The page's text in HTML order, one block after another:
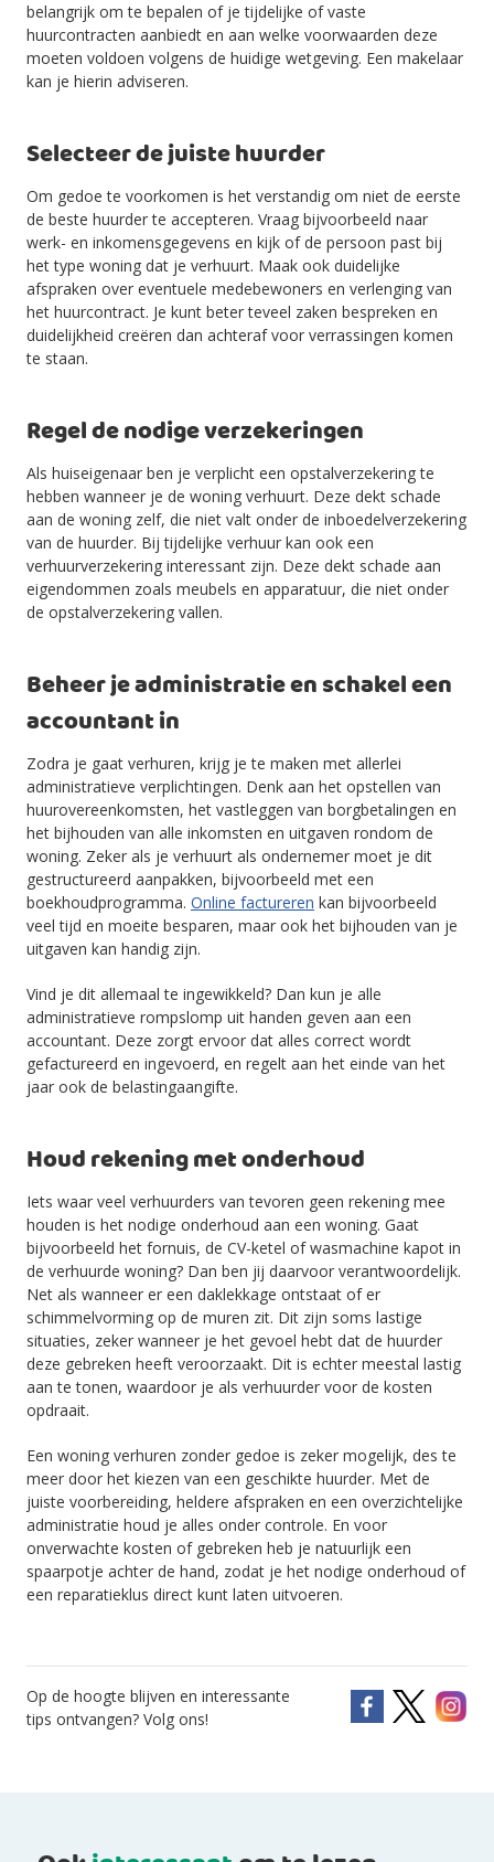
belangrijk om te bepalen of je tijdelijke of vaste
huurcontracten aanbiedt en aan welke voorwaarden deze
moeten voldoen volgens de huidige wetgeving. Een makelaar
kan je hierin adviseren.
Selecteer de juiste huurder
Om gedoe te voorkomen is het verstandig om niet de eerste
de beste huurder te accepteren. Vraag bijvoorbeeld naar
werk- en inkomensgegevens en kijk of de persoon past bij
het type woning dat je verhuurt. Maak ook duidelijke
afspraken over eventuele medebewoners en verlenging van
het huurcontract. Je kunt beter teveel zaken bespreken en
duidelijkheid creëren dan achteraf voor verrassingen komen
te staan.
Regel de nodige verzekeringen
Als huiseigenaar ben je verplicht een opstalverzekering te
hebben wanneer je de woning verhuurt. Deze dekt schade
aan de woning zelf, die niet valt onder de inboedelverzekering
van de huurder. Bij tijdelijke verhuur kan ook een
verhuurverzekering interessant zijn. Deze dekt schade aan
eigendommen zoals meubels en apparatuur, die niet onder
de opstalverzekering vallen.
Beheer je administratie en schakel een
accountant in
Zodra je gaat verhuren, krijg je te maken met allerlei
administratieve verplichtingen. Denk aan het opstellen van
huurovereenkomsten, het vastleggen van borgbetalingen en
het bijhouden van alle inkomsten en uitgaven rondom de
woning. Zeker als je verhuurt als ondernemer moet je dit
gestructureerd aanpakken, bijvoorbeeld met een
boekhoudprogramma. Online factureren kan bijvoorbeeld
veel tijd en moeite besparen, maar ook het bijhouden van je
uitgaven kan handig zijn.
Vind je dit allemaal te ingewikkeld? Dan kun je alle
administratieve rompslomp uit handen geven aan een
accountant. Deze zorgt ervoor dat alles correct wordt
gefactureerd en ingevoerd, en regelt aan het einde van het
jaar ook de belastingaangifte.
Houd rekening met onderhoud
Iets waar veel verhuurders van tevoren geen rekening mee
houden is het nodige onderhoud aan een woning. Gaat
bijvoorbeeld het fornuis, de CV-ketel of wasmachine kapot in
de verhuurde woning? Dan ben jij daarvoor verantwoordelijk.
Net als wanneer er een daklekkage ontstaat of er
schimmelvorming op de muren zit. Dit zijn soms lastige
situaties, zeker wanneer je het gevoel hebt dat de huurder
deze gebreken heeft veroorzaakt. Dit is echter meestal lastig
aan te tonen, waardoor je als verhuurder voor de kosten
opdraait.
Een woning verhuren zonder gedoe is zeker mogelijk, des te
meer door het kiezen van een geschikte huurder. Met de
juiste voorbereiding, heldere afspraken en een overzichtelijke
administratie houd je alles onder controle. En voor
onverwachte kosten of gebreken heb je natuurlijk een
spaarpotje achter de hand, zodat je het nodige onderhoud of
een reparatieklus direct kunt laten uitvoeren.
Op de hoogte blijven en interessante
tips ontvangen? Volg ons!